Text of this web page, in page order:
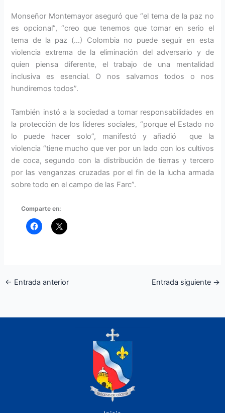
Monseñor Montemayor aseguró que “el tema de la paz no
es opcional”, “creo que tenemos que tomar en serio el
tema de la paz (…) Colombia no puede seguir en esta
violencia extrema de la eliminación del adversario y de
quien piensa diferente, el trabajo de una mentalidad
inclusiva es esencial. O nos salvamos todos o nos
hundiremos todos”.
También instó a la sociedad a tomar responsabilidades en
la protección de los líderes sociales, “porque el Estado no
lo puede hacer solo”, manifestó y añadió que la
violencia “tiene mucho que ver por un lado con los cultivos
de coca, segundo con la distribución de tierras y tercero
por las venganzas cruzadas por el fin de la lucha armada
sobre todo en el campo de las Farc”.
Comparte en:
← Entrada anterior Entrada siguiente →